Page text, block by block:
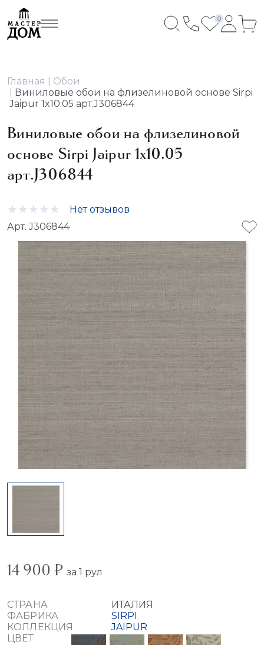
0
Главная
Обои
Виниловые обои на флизелиновой основе Sirpi
Jaipur 1x10.05 арт.J306844
Виниловые обои на флизелиновой
основе Sirpi Jaipur 1x10.05
арт.J306844
Нет отзывов
Арт. J306844
14 900 ₽ за 1 рул
СТРАНА
ИТАЛИЯ
ФАБРИКА
SIRPI
КОЛЛЕКЦИЯ
JAIPUR
ЦВЕТ